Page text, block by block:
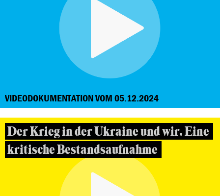
VIDEODOKUMENTATION VOM 05.12.2024
Der Krieg in der Ukraine und wir. Eine
kritische Bestandsaufnahme